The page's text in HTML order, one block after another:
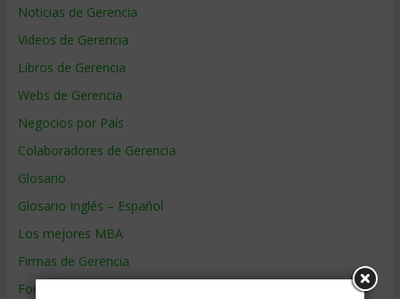
Noticias de Gerencia
Videos de Gerencia
Libros de Gerencia
Webs de Gerencia
Negocios por País
Colaboradores de Gerencia
Glosario
Glosario Inglés – Español
Los mejores MBA
Firmas de Gerencia
Formación de Gerencia